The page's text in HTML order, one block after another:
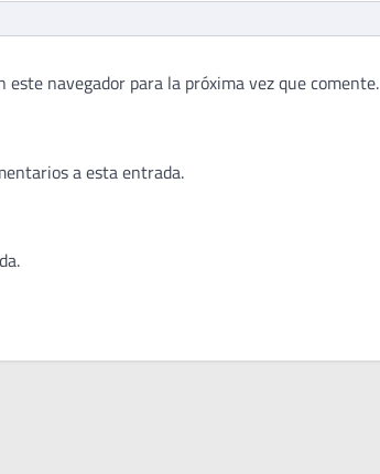
navegador para la próxima vez que comente.
a esta entrada.